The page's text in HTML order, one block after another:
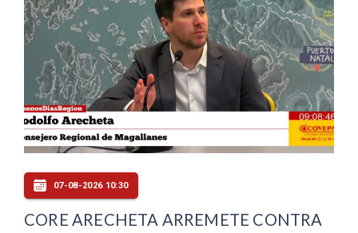
07-08-2026 10:30
CORE ARECHETA ARREMETE CONTRA